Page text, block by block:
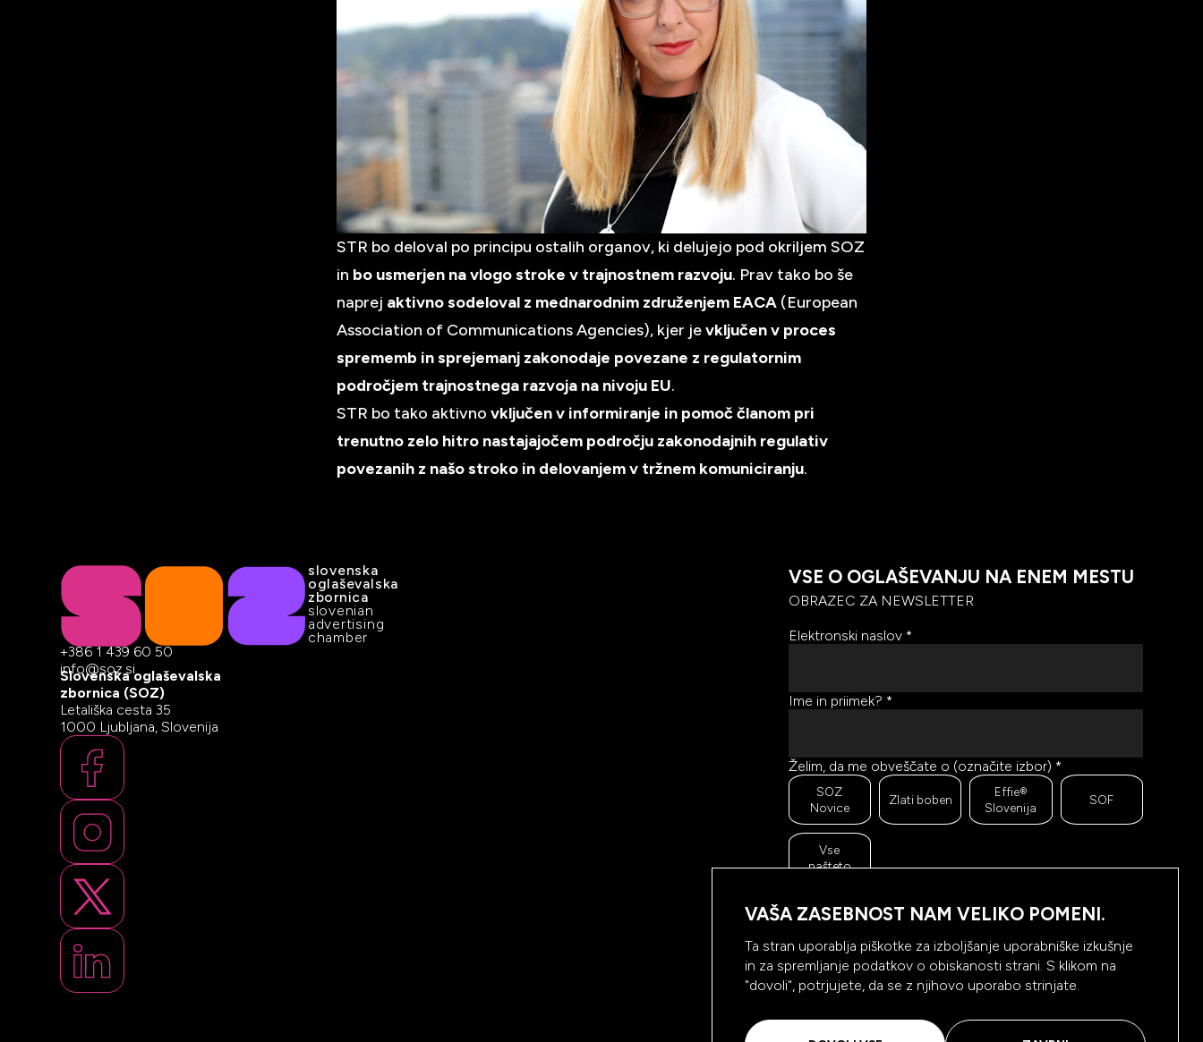
STR bo deloval po principu ostalih organov, ki delujejo pod okriljem SOZ
in bo usmerjen na vlogo stroke v trajnostnem razvoju. Prav tako bo še
naprej aktivno sodeloval z mednarodnim združenjem EACA (European
Association of Communications Agencies), kjer jevključen v proces
sprememb in sprejemanj zakonodaje povezane z regulatornim
področjem trajnostnega razvoja na nivoju EU.
STR bo tako aktivnovključen v informiranje in pomoč članom pri
trenutno zelo hitro nastajajočem področju zakonodajnih regulativ
povezanih z našo stroko in delovanjem v tržnem komuniciranju.
slovenska
oglaševalska
zbornica
slovenian
advertising
chamber
+386 1 439 60 50
info@soz.si
Slovenska oglaševalska
zbornica (SOZ)
Letališka cesta 35
1000 Ljubljana, Slovenija
VSE O OGLAŠEVANJU NA ENEM MESTU
OBRAZEC ZA NEWSLETTER
Elektronski naslov *
Ime in priimek? *
SOZ
Novice
Zlati boben
Effie®
Slovenija
SOF
Vse
našteto
Želim, da me obveščate o (označite izbor) *
Da,
dovolim
Ne, ne
dovolim
vsebino, bi želeli meriti odzive na poslana sporočila. Ali
nam dovolite, da beležimo, hranimo prikaze prejetih
sporočil ter klike na povezave v prejetih sporočilih? *
NAROČI SE
VAŠA ZASEBNOST NAM VELIKO POMENI.
Ta stran uporablja piškotke za izboljšanje uporabniške izkušnje
in za spremljanje podatkov o obiskanosti strani. S klikom na
"dovoli", potrjujete, da se z njihovo uporabo strinjate.